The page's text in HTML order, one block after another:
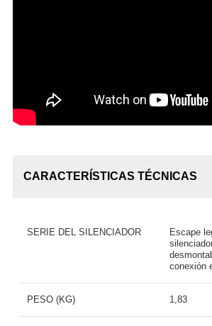
CARACTERÍSTICAS TÉCNICAS
SERIE DEL SILENCIADOR
Escape
conexión
PESO (KG) 1,83